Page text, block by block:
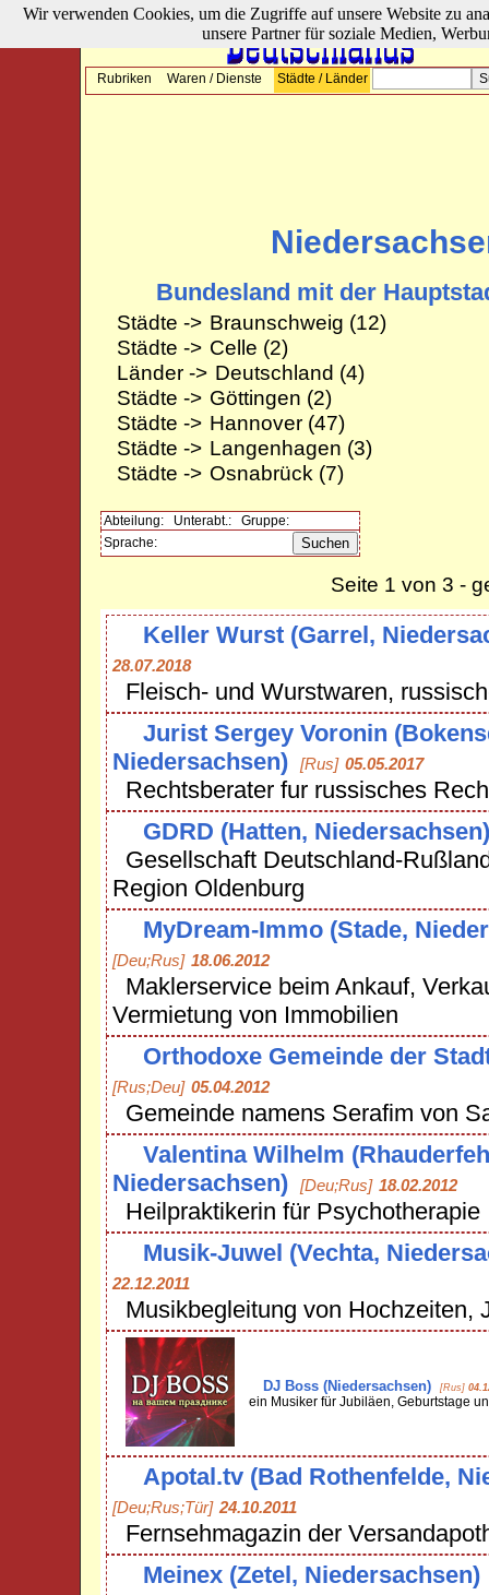
Rubriken Waren / Dienste Städte / Länder
Bundesland mit der
Städte -> Braunschweig (12)
Städte -> Celle (2)
Länder -> Deutschland (4)
Städte -> Göttingen (2)
Städte -> Hannover(47)
Städte -> Langenhagen (3)
Städte -> Osnabrück (7)
Abteilung: Unterabt.:
Gruppe:
Sprache:
Seite 1 von 3 -
Keller Wurst (Garrel,
28.07.2018
Fleisch- und Wurstwaren,
Jurist Sergey Voronin
Niedersachsen)
[Rus] 05.05.2017
Rechtsberater fur russisches
GDRD (Hatten, Niedersachsen)
Gesellschaft Deutschland-
Region Oldenburg
MyDream-Immo (Stade,
[Deu;Rus] 18.06.2012
Maklerservice beim Ankauf,
Vermietung von Immobilien
Orthodoxe Gemeinde der
[Rus;Deu] 05.04.2012
Gemeinde namens Serafim von
Valentina Wilhelm
Niedersachsen)
[Deu;Rus] 18.02.2012
Heilpraktikerin für Psychotherapie
Musik-Juwel (Vechta,
22.12.2011
Musikbegleitung von Hochzeiten,
DJ Boss (Niedersachsen) [Rus]
ein Musiker für Jubiläen, Geburtstage
Apotal.tv (Bad Rothenfelde,
[Deu;Rus;Tür] 24.10.2011
Fernsehmagazin der
Meinex (Zetel, Niedersachsen)
Wir verwenden Cookies, um die Zugriffe auf unsere Website zu
unsere Partner für soziale Medien,